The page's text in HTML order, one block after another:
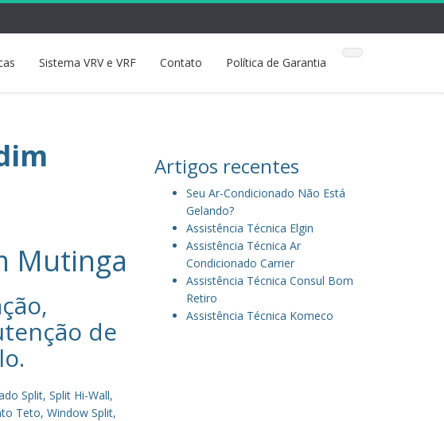
Sistema VRV e VRF Contato Política de Garantia
Mutinga
de
.
Split, Split Hi-Wall,
Teto, Window Split,
Artigos recentes
Seu Ar-Condicionado Não Está
Gelando?
Assistência Técnica Elgin
Assistência Técnica Ar
Condicionado Carrier
Assistência Técnica Consul Bom
Retiro
Assistência Técnica Komeco